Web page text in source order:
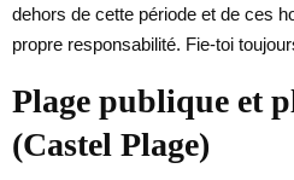
dehors de cette période et de ces
propre responsabilité. Fie-toi
Plage publique et
(Castel Plage)